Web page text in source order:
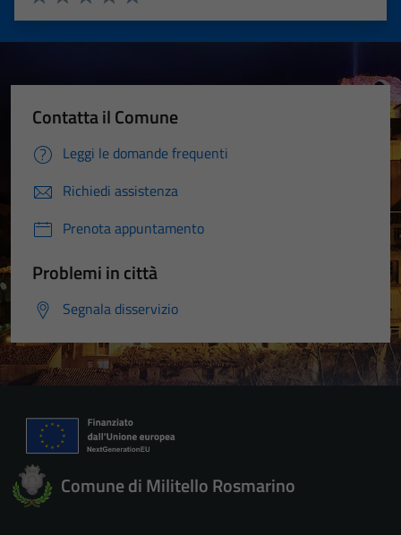
Valuta 5 stelle su 5
Valuta 4 stelle su 5
Valuta 3 stelle su 5
Valuta 2 stelle su 5
Valuta 1 stelle su 5
Contatta il Comune
Leggi le domande frequenti
Richiedi assistenza
Prenota appuntamento
Problemi in città
Segnala disservizio
Comune di Militello Rosmarino